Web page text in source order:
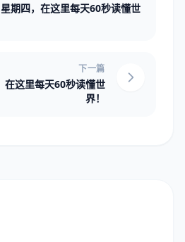
期四，在这里每天60秒读懂世
下一篇
在这里每天60秒读懂世
界！